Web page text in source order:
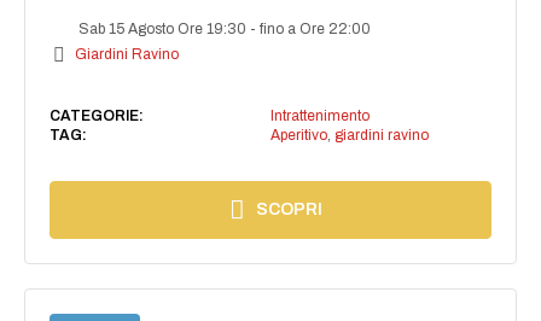
Sab 15 Agosto Ore 19:30 -fino a Ore 22:00
Giardini Ravino
CATEGORIE:
Intrattenimento
TAG:
Aperitivo, giardini ravino
SCOPRI